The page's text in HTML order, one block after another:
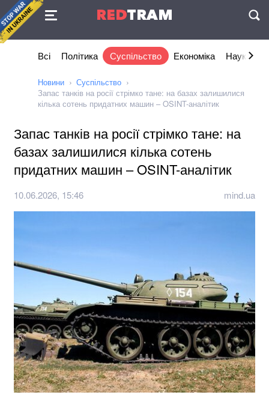
REDTRAM
Угода
Всі Політика Суспільство Економіка Наука та
Новини
Суспільство
Запас танків на росії стрімко тане: на базах залишилися
кілька сотень придатних машин – OSINT-аналітик
Запас танків на росії стрімко тане: на
базах залишилися кілька сотень
придатних машин – OSINT-аналітик
10.06.2026, 15:46 mind.ua